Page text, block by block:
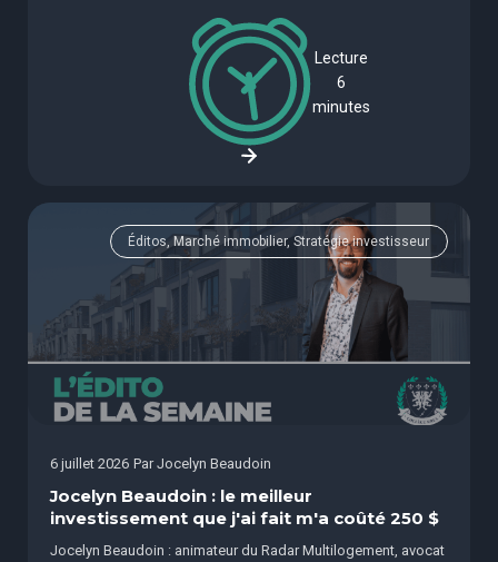
Lecture
6
minutes
Éditos, Marché immobilier, Stratégie investisseur
6 juillet 2026 Par Jocelyn Beaudoin
Jocelyn Beaudoin : le meilleur
investissement que j'ai fait m'a coûté 250 $
Jocelyn Beaudoin : animateur du Radar Multilogement, avocat